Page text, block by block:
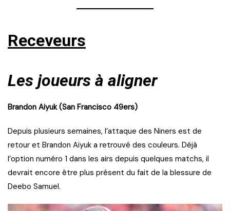
Receveurs
Les joueurs à aligner
Brandon Aiyuk (San Francisco 49ers)
Depuis plusieurs semaines, l’attaque des Niners est de
retour et Brandon Aiyuk a retrouvé des couleurs. Déjà
l’option numéro 1 dans les airs depuis quelques matchs, il
devrait encore être plus présent du fait de la blessure de
Deebo Samuel.